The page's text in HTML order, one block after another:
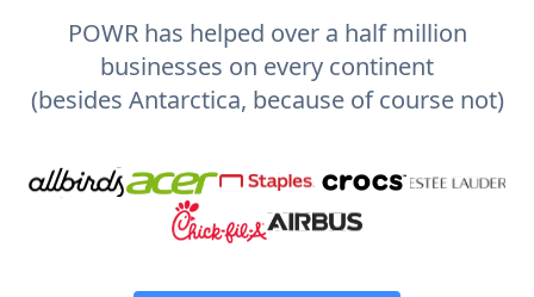
POWR has helped over a half million
businesses on every continent
(besides Antarctica, because of course not)